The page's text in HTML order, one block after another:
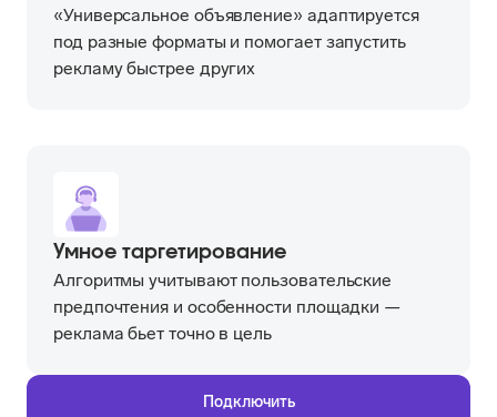
«Универсальное объявление» адаптируется
под разные форматы и помогает запустить
рекламу быстрее других
Умное таргетирование
Алгоритмы учитывают пользовательские
предпочтения и особенности площадки —
реклама бьет точно в цель
Подключить